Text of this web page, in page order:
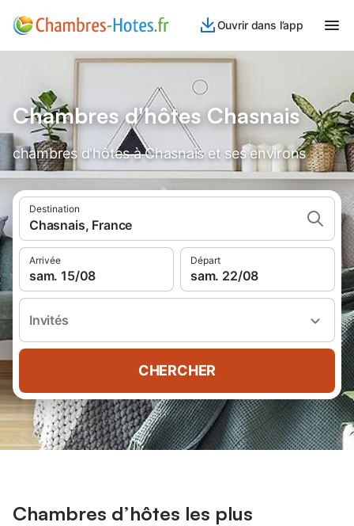
Ouvrir dans l’app
Chambres d'hôtes Chasnais
chambres d'hôtes à Chasnais et ses environs
Destination
Chasnais, France
Arrivée
sam. 15/08
Départ
sam. 22/08
Invités
CHERCHER
Chambres d’hôtes les plus